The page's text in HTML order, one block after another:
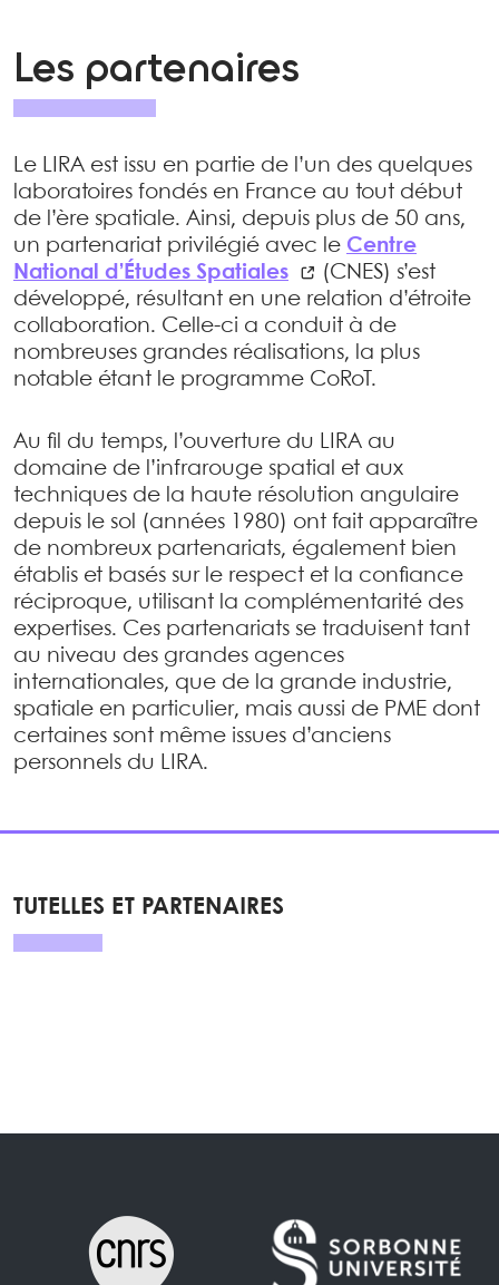
Les partenaires
Le LIRA est issu en partie de l’un des quelques
laboratoires fondés en France au tout début
de l’ère spatiale. Ainsi, depuis plus de 50 ans,
un partenariat privilégié avec le Centre
National d’Études Spatiales
(CNES) s’est
développé, résultant en une relation d’étroite
collaboration. Celle-ci a conduit à de
nombreuses grandes réalisations, la plus
notable étant le programme CoRoT.
Au fil du temps, l’ouverture du LIRA au
domaine de l’infrarouge spatial et aux
techniques de la haute résolution angulaire
depuis le sol (années 1980) ont fait apparaître
de nombreux partenariats, également bien
établis et basés sur le respect et la confiance
réciproque, utilisant la complémentarité des
expertises. Ces partenariats se traduisent tant
au niveau des grandes agences
internationales, que de la grande industrie,
spatiale en particulier, mais aussi de PME dont
certaines sont même issues d’anciens
personnels du LIRA.
TUTELLES ET PARTENAIRES